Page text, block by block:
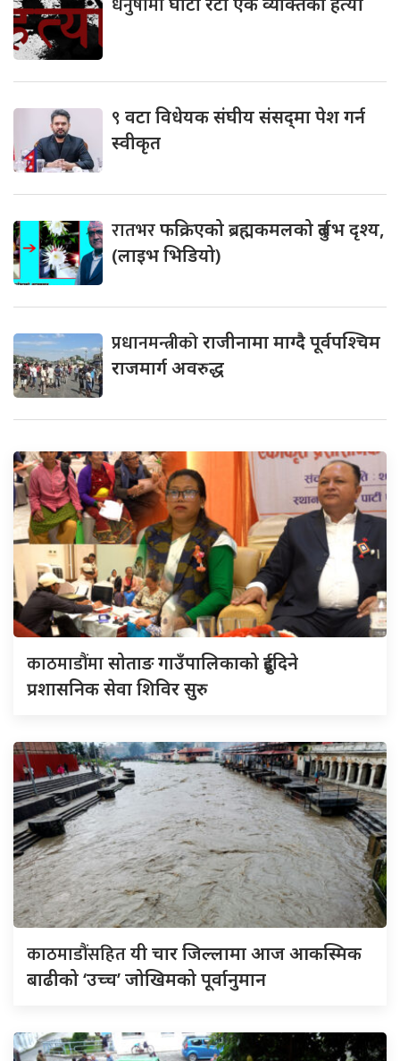
९ वटा विधेयक संघीय संसद्‌मा पेश गर्न
स्वीकृत
रातभरफक्रिएको ब्रह्मकमलको दुर्लभ दृश्य,
(लाइभ भिडियो)
प्रधानमन्त्रीकोराजीनामा माग्दै पूर्वपश्चिम
राजमार्ग अवरुद्ध
काठमाडौंमासोताङ गाउँपालिकाको दुईदिने
प्रशासनिक सेवा शिविर सुरु
काठमाडौंसहितयी चार जिल्लामा आज आकस्मिक
बाढीको ‘उच्च’ जोखिमको पूर्वानुमान